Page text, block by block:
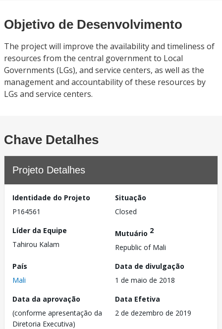
Objetivo de Desenvolvimento
The project will improve the availability and timeliness of
resources from the central government to Local
Governments (LGs), and service centers, as well as the
management and accountability of these resources by
LGs and service centers.
Chave Detalhes
Projeto Detalhes
Identidade do Projeto
P164561
Situação
Closed
Líder da Equipe
Tahirou Kalam
Mutuário 2
Republic of Mali
País
Mali
Data de divulgação
1 de maio de 2018
Data da aprovação
(conforme apresentação da
Diretoria Executiva)
Data Efetiva
2 de dezembro de 2019